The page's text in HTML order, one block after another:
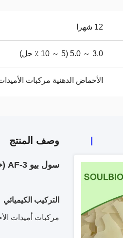
12 شهرا
3.0 ～ 5.0 (5 ～ 10 ٪ حل)
الأحماض الدهنية مركبات
وصف المنتج
سول بيو AF-3 (خالي من AEEA)
التركيب الكيميائي
مركبات أميدات